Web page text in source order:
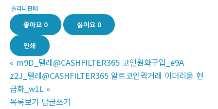
솔라나판매
좋아요 0 싫어요 0
인쇄
« m9D_텔레@CASHFILTER365 코인원화구입_e9A
z2J_텔레@CASHFILTER365 알트코인퀵거래 이더리움 현
금화_w1L »
목록보기 답글쓰기